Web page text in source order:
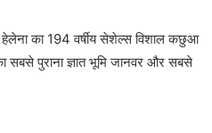
हेलेना का 194 वर्षीय सेशेल्स विशाल कछुआ
सबसे पुराना ज्ञात भूमि जानवर और सबसे